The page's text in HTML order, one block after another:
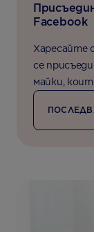
Facebook
Харесайте
се
майки,